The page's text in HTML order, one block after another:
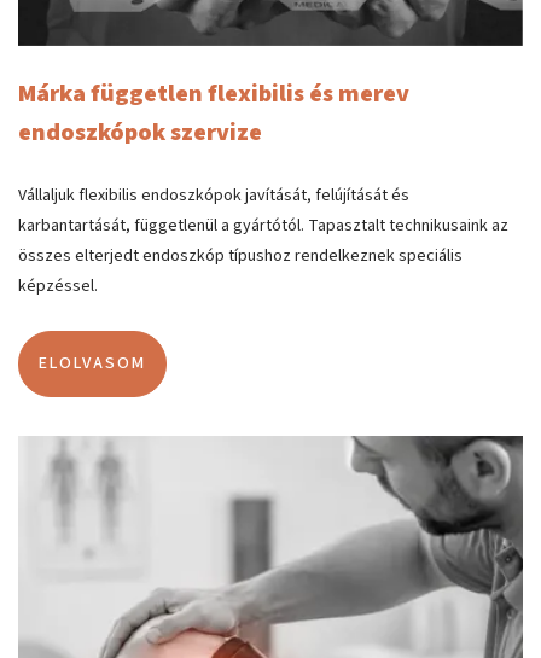
Márka független flexibilis és merev
endoszkópok szervize
Vállaljuk flexibilis endoszkópok javítását, felújítását és
karbantartását, függetlenül a gyártótól. Tapasztalt technikusaink az
összes elterjedt endoszkóp típushoz rendelkeznek speciális
képzéssel.
ELOLVASOM